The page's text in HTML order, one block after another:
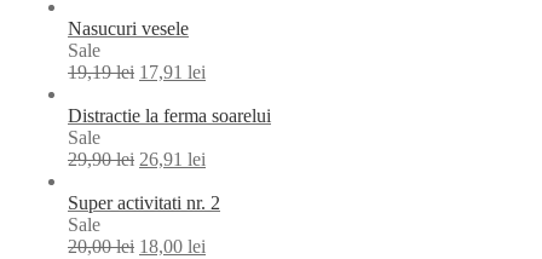
Nasucuri vesele
SaleProduct
on
19,19lei 17,91 lei
Distractie la ferma soarelui
SaleProduct
on
29,90lei 26,91 lei
Super activitati nr. 2
SaleProduct
on
20,00lei 18,00 lei